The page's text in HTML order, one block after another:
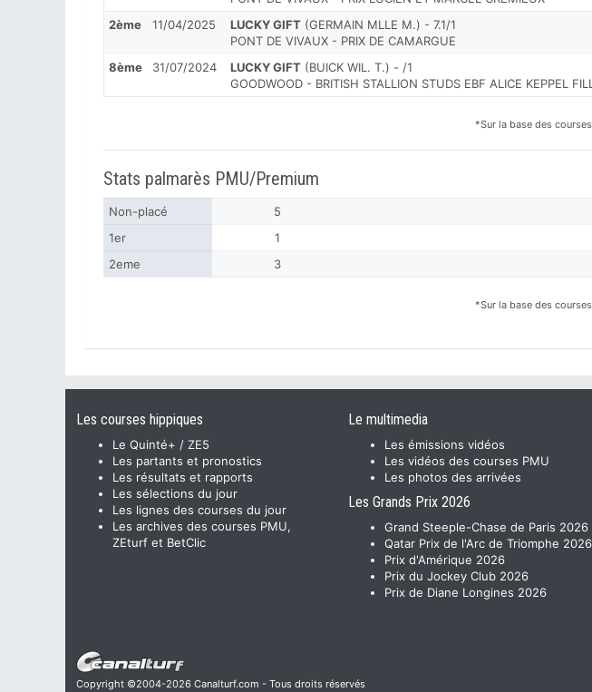
2ème
11/04/2025 LUCKY GIFT (GERMAIN MLLE M.) - 7.1/1
PONT DE VIVAUX - PRIX DE CAMARGUE
8ème
31/07/2024 LUCKY GIFT (BUICK WIL. T.) - /1
GOODWOOD - BRITISH STALLION STUDS EBF ALICE KEPPEL
*Sur la base des
Stats palmarès PMU/Premium
Non-placé 5
1er
1
2eme
3
*Sur la base des
Les courses hippiques
Le Quinté+ / ZE5
Les partants et pronostics
Les résultats et rapports
Les sélections du jour
Les lignes des courses du jour
Les archives des courses PMU,
ZEturf et BetClic
Le multimedia
Les émissions vidéos
Les vidéos des courses PMU
Les photos des arrivées
Les Grands Prix 2026
Grand Steeple-Chase de Paris 2026
Qatar Prix de l'Arc de Triomphe 2026
Prix d'Amérique 2026
Prix du Jockey Club 2026
Prix de Diane Longines 2026
Copyright ©2004-2026 Canalturf.com - Tous droits réservés